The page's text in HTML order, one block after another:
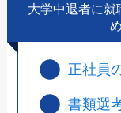
大学中退者に就
正社員
書類選